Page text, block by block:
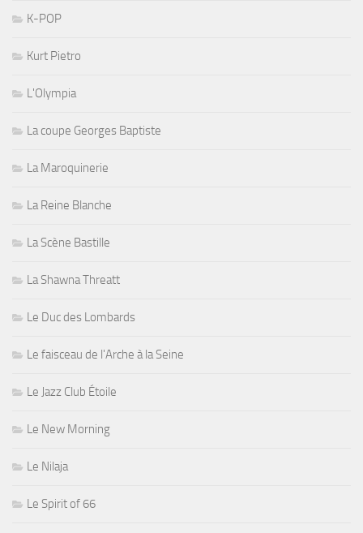
K-POP
Kurt Pietro
L'Olympia
La coupe Georges Baptiste
La Maroquinerie
La Reine Blanche
La Scène Bastille
La Shawna Threatt
Le Duc des Lombards
Le faisceau de l'Arche à la Seine
Le Jazz Club Étoile
Le New Morning
Le Nilaja
Le Spirit of 66